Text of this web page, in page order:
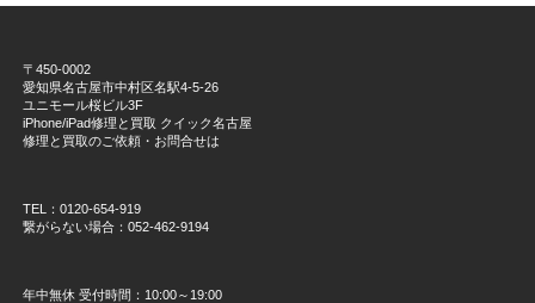
〒450-0002
愛知県名古屋市中村区名駅4-5-26
ユニモール桜ビル3F
iPhone/iPad修理と買取 クイック名古屋
修理と買取のご依頼・お問合せは
TEL：0120-654-919
繋がらない場合：052-462-9194
年中無休 受付時間：10:00～19:00